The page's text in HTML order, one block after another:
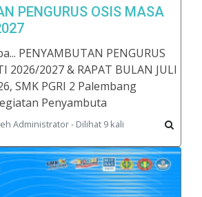
PENGURUS OSIS MASA
PENYAMBUTAN PENGURUS
2026/2027 & RAPAT BULAN JULI
SMK PGRI 2 Palembang
Penyambuta
Administrator - Dilihat 9 kali